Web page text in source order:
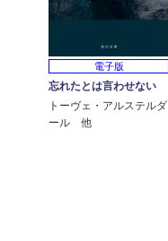
電子版
忘れたとは言わせない
トーヴェ・アルステルダ
ール 他